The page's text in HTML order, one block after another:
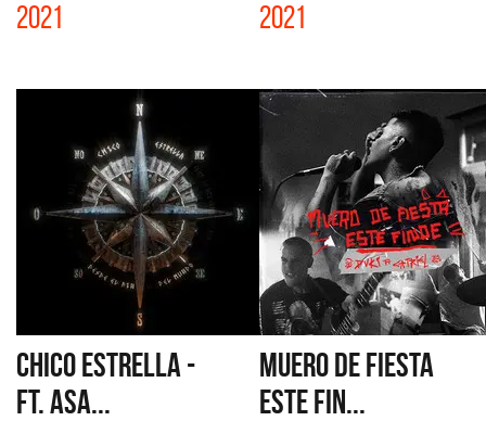
2021 2021
CHICO ESTRELLA -
FT. ASA...
MUERO DE FIESTA
ESTE FIN...